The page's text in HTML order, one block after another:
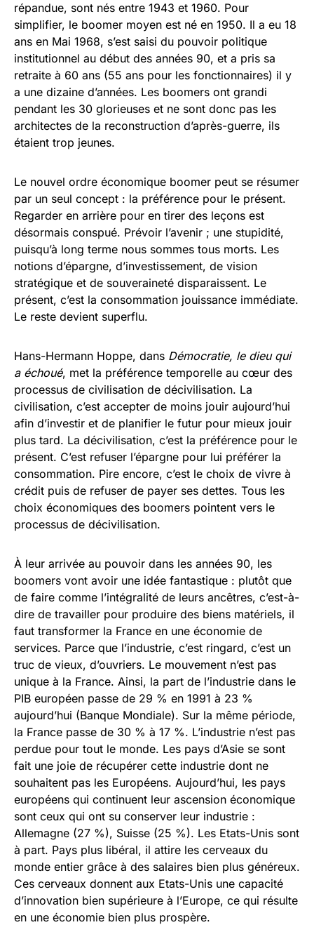
répandue, sont nés entre 1943 et 1960. Pour
simplifier, le boomer moyen est né en 1950. Il a eu 18
ans en Mai 1968, s’est saisi du pouvoir politique
institutionnel au début des années 90, et a pris sa
retraite à 60 ans (55 ans pour les fonctionnaires) il y
a une dizaine d’années. Les boomers ont grandi
pendant les 30 glorieuses et ne sont donc pas les
architectes de la reconstruction d’après-guerre, ils
étaient trop jeunes.
Le nouvel ordre économique boomer peut se résumer
par un seul concept : la préférence pour le présent.
Regarder en arrière pour en tirer des leçons est
désormais conspué. Prévoir l’avenir ; une stupidité,
puisqu’à long terme nous sommes tous morts. Les
notions d’épargne, d’investissement, de vision
stratégique et de souveraineté disparaissent. Le
présent, c’est la consommation jouissance immédiate.
Le reste devient superflu.
Hans-Hermann Hoppe, dans Démocratie, le dieu qui
a échoué, met la préférence temporelle au cœur des
processus de civilisation de décivilisation. La
civilisation, c’est accepter de moins jouir aujourd’hui
afin d’investir et de planifier le futur pour mieux jouir
plus tard. La décivilisation, c’est la préférence pour le
présent. C’est refuser l’épargne pour lui préférer la
consommation. Pire encore, c’est le choix de vivre à
crédit puis de refuser de payer ses dettes. Tous les
choix économiques des boomers pointent vers le
processus de décivilisation.
À leur arrivée au pouvoir dans les années 90, les
boomers vont avoir une idée fantastique : plutôt que
de faire comme l’intégralité de leurs ancêtres, c’est-à-
dire de travailler pour produire des biens matériels, il
faut transformer la France en une économie de
services. Parce que l’industrie, c’est ringard, c’est un
truc de vieux, d’ouvriers. Le mouvement n’est pas
unique à la France. Ainsi, la part de l’industrie dans le
PIB européen passe de 29 % en 1991 à 23 %
aujourd’hui (Banque Mondiale). Sur la même période,
la France passe de 30 % à 17 %. L’industrie n’est pas
perdue pour tout le monde. Les pays d’Asie se sont
fait une joie de récupérer cette industrie dont ne
souhaitent pas les Européens. Aujourd’hui, les pays
européens qui continuent leur ascension économique
sont ceux qui ont su conserver leur industrie :
Allemagne (27 %), Suisse (25 %). Les Etats-Unis sont
à part. Pays plus libéral, il attire les cerveaux du
monde entier grâce à des salaires bien plus généreux.
Ces cerveaux donnent aux Etats-Unis une capacité
d’innovation bien supérieure à l’Europe, ce qui résulte
en une économie bien plus prospère.